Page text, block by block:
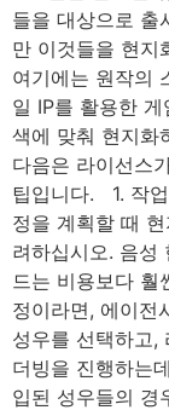
들을 대상으로
만 이것들을 현지
여기에는 원작의
일 IP를 활용한
색에 맞춰 현지화
다음은 라이선스
팁입니다. 1. 작
정을 계획할 때
려하십시오. 음성
드는 비용보다 훨
정이라면, 에이전
성우를 선택하고,
더빙을 진행하는
입된 성우들의 경